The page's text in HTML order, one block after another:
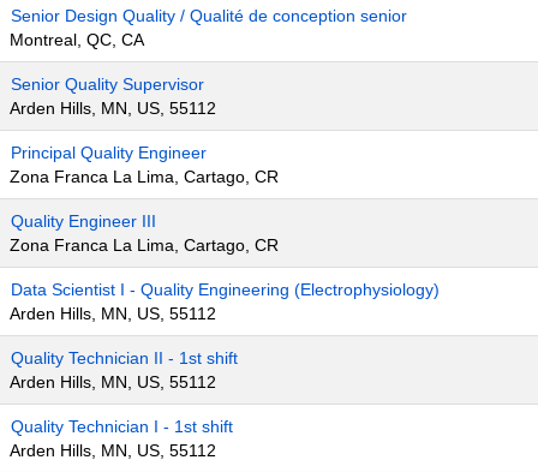
Senior Design Quality / Qualité de conception senior
Montreal, QC, CA
Senior Quality Supervisor
Arden Hills, MN, US, 55112
Principal Quality Engineer
Zona Franca La Lima, Cartago, CR
Quality Engineer III
Zona Franca La Lima, Cartago, CR
Data Scientist I - Quality Engineering (Electrophysiology)
Arden Hills, MN, US, 55112
Quality Technician II - 1st shift
Arden Hills, MN, US, 55112
Quality Technician I - 1st shift
Arden Hills, MN, US, 55112